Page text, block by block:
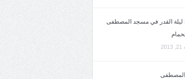
ليلة القدر في مسجد المصطفى
المصطفى